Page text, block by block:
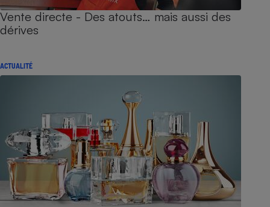
Vente directe - Des atouts… mais aussi des
dérives
ACTUALITÉ